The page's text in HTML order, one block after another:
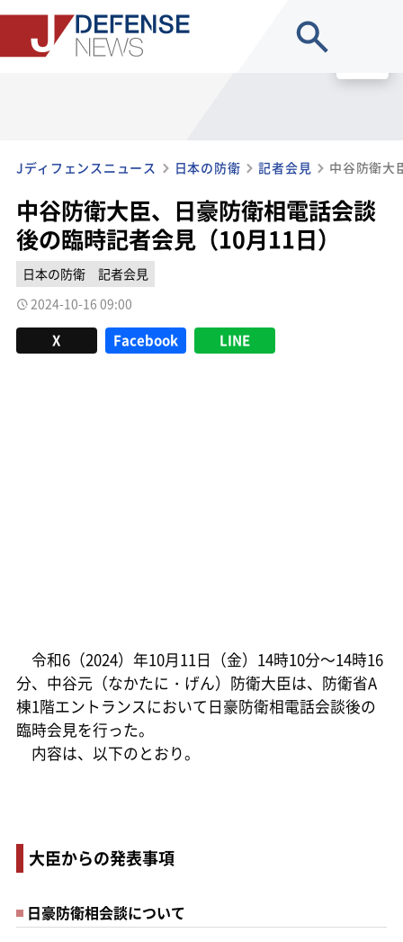
Jディフェンスニュース 日本の防衛 記者会見
中谷防衛大臣、日豪防衛相電話会談
後の臨時記者会見（10月11日）
日本の防衛
記者会見
2024-10-16 09:00
X Facebook LINE
令和6（2024）年10月11日（金）14時10分～14時16
分、中谷元（なかたに・げん）防衛大臣は、防衛省A
棟1階エントランスにおいて日豪防衛相電話会談後の
臨時会見を行った。
内容は、以下のとおり。
大臣からの発表事項
日豪防衛相会談について